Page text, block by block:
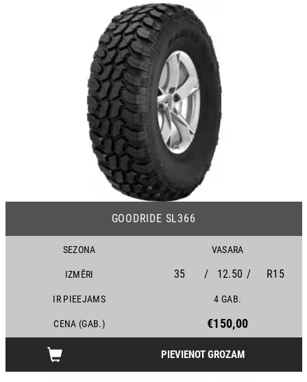
GOODRIDE SL366
SEZONA VASARA
IZMĒRI 35 / 12.50 / R15
IR PIEEJAMS 4 GAB.
CENA (GAB.) €150,00
PIEVIENOT GROZAM